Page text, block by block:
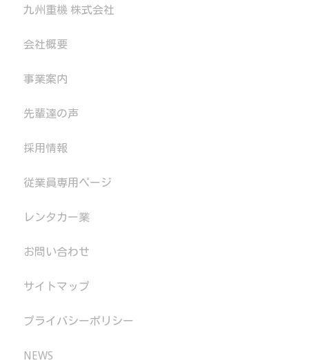
九州重機 株式会社
会社概要
事業案内
先輩達の声
採用情報
従業員専用ページ
レンタカー業
お問い合わせ
サイトマップ
プライバシーポリシー
NEWS